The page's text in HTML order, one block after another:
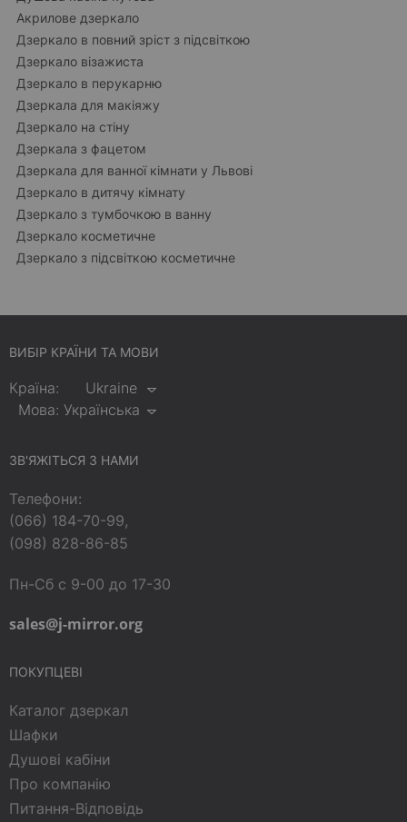
Акрилове дзеркало
Дзеркало в повний зріст з підсвіткою
Дзеркало візажиста
Дзеркало в перукарню
Дзеркала для макіяжу
Дзеркало на стіну
Дзеркала з фацетом
Дзеркала для ванної кімнати у Львові
Дзеркало в дитячу кімнату
Дзеркало з тумбочкою в ванну
Дзеркало косметичне
Дзеркало з підсвіткою косметичне
ВИБІР КРАЇНИ ТА МОВИ
Країна:
Ukraine
Мова: Українська
ЗВ'ЯЖІТЬСЯ З НАМИ
Телефони:
(066) 184-70-99,
(098) 828-86-85
Пн-Сб с 9-00 до 17-30
sales@j-mirror.org
ПОКУПЦЕВІ
Каталог дзеркал
Шафки
Душові кабіни
Про компанію
Питання-Відповідь